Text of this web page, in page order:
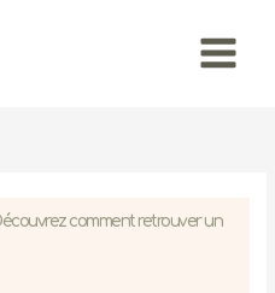
Menu
comment retrouver un